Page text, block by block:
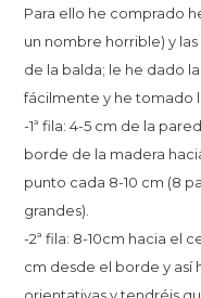
Para ello he comprado
un nombre horrible) y
de la balda; le he dado
fácilmente y he tomado
-1ª fila: 4-5 cm de la
borde de la madera
punto cada 8-10 cm (8
grandes).
-2ª fila: 8-10cm hacia el
cm desde el borde y así